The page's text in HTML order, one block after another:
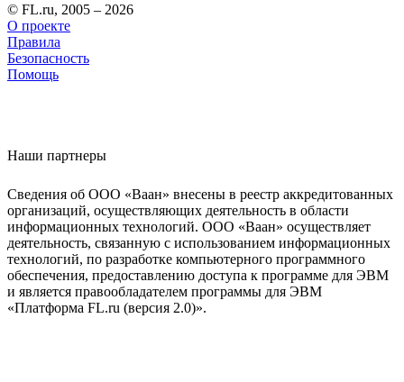
© FL.ru, 2005 – 2026
О проекте
Правила
Безопасность
Помощь
Наши партнеры
Сведения об ООО «Ваан» внесены в реестр аккредитованных
организаций, осуществляющих деятельность в области
информационных технологий. ООО «Ваан» осуществляет
деятельность, связанную с использованием информационных
технологий, по разработке компьютерного программного
обеспечения, предоставлению доступа к программе для ЭВМ
и является правообладателем программы для ЭВМ
«Платформа FL.ru (версия 2.0)».